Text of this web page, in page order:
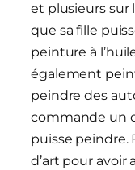
et plusieurs sur
que sa fille
peinture à
également
peindre des
commande un
puisse peindre.
d’art pour avoir